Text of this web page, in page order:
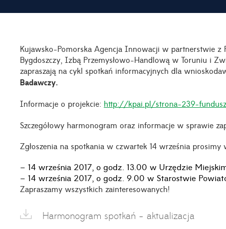
Kujawsko-Pomorska Agencja Innowacji w partnerstwie z
Bygdoszczy, Izbą Przemysłowo-Handlową w Toruniu i
zapraszają na cykl spotkań informacyjnych dla
Badawczy.
Informacje o projekcie: http://kpai.pl/strona-239-
Szczegółowy harmonogram oraz informacje w sprawie
Zgłoszenia na spotkania w czwartek 14 września prosimy
– 14 września 2017, o godz. 13.00 w Urzędzie
– 14 września 2017, o godz. 9.00 w Starostwie
Zapraszamy wszystkich zainteresowanych!
Harmonogram spotkań - aktualizacja